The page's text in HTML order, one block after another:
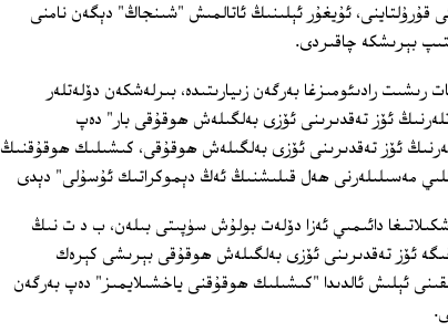
قۇرۇلتاينى، ئۇيغۇر ئېلىنىڭ ئاتالمىش "شىنجاڭ" دېگەن نامنى
بېرىشكە چاقىردى.
رىشىت رادىئومىزغا بەرگەن زىيارىتىدە، بىرلەشكەن دۆلەتلەر
ئۆز تەقدىرىنى ئۆزى بەلگىلەش ھوقۇقى بار" دەپ
ئۆز تەقدىرىنى ئۆزى بەلگىلەش ھوقۇقى، كىشىلىك ھوقۇقنىڭ
مەسىلىلەرنى ھەل قىلىشنىڭ ئەڭ دېموكراتىك ئۇسۇلى" دېدى
دائىمىي ئەزا دۆلەت بولۇش سۈپىتى بىلەن، ب د ت نىڭ
ئۆز تەقدىرىنى ئۆزى بەلگىلەش ھوقۇقى بېرىشى كېرەك
ئېلىش ئالدىدا "كىشىلىك ھوقۇقنى ياخشىلايمىز" دەپ بەرگەن